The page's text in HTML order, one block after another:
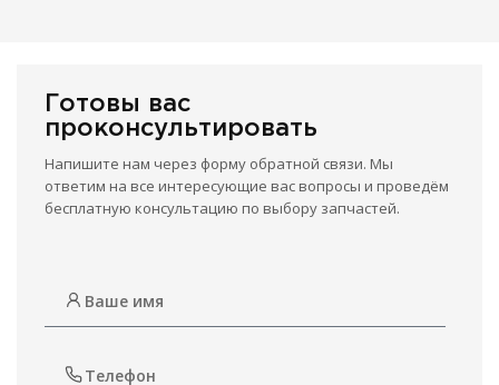
Готовы вас
проконсультировать
Напишите нам через форму обратной связи. Мы
ответим на все интересующие вас вопросы и проведём
бесплатную консультацию по выбору запчастей.